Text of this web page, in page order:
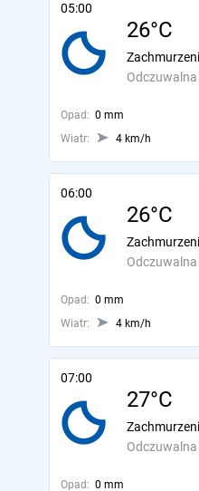
05:00
26°C
Odczuwalna
Opad: 0 mm
Wiatr:
4 km/h
06:00
26°C
Odczuwalna
Opad: 0 mm
Wiatr:
4 km/h
07:00
27°C
Odczuwalna
Opad: 0 mm